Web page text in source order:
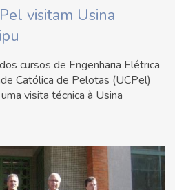
visitam Usina
cursos de Engenharia Elétrica
Católica de Pelotas (UCPel)
visita técnica à Usina